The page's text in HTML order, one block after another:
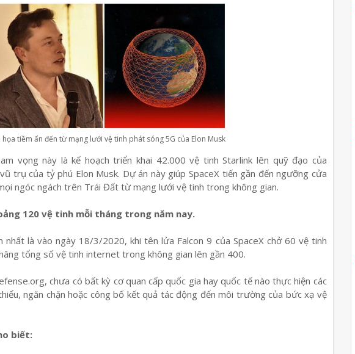
họa tiềm ẩn đến từ mạng lưới vệ tinh phát sóng 5G của Elon Musk
vọng này là kế hoạch triển khai 42.000 vệ tinh Starlink lên quỹ đạo của
trụ của tỷ phú Elon Musk. Dự án này giúp SpaceX tiến gần đến ngưỡng cửa
ngóc ngách trên Trái Đất từ mạng lưới vệ tinh trong không gian.
120 vệ tinh mỗi tháng trong năm nay.
nhất là vào ngày 18/3/2020, khi tên lửa Falcon 9 của SpaceX chở 60 vệ tinh
tổng số vệ tinh internet trong không gian lên gần 400.
chưa có bất kỳ cơ quan cấp quốc gia hay quốc tế nào thực hiện các
ngăn chặn hoặc công bố kết quả tác động đến môi trường của bức xạ vệ
biết: